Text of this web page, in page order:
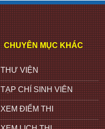
CHUYÊN MỤC KHÁC
THƯ VIỆN
TẠP CHÍ SINH VIÊN
XEM ĐIỂM THI